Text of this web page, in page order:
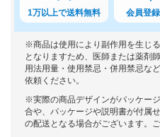
1万以上で送料無料 会員登
※商品は使用により副作用を生じ
となりますため、医師または薬剤
用法用量・使用禁忌・併用禁忌な
依頼ください。
※実際の商品デザインがパッケー
合や、パッケージや説明書が付属
の配送となる場合がございます。ご